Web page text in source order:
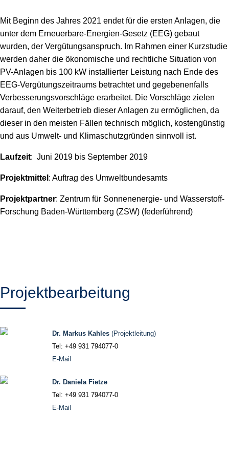
Mit Beginn des Jahres 2021 endet für die ersten Anlagen, die
unter dem Erneuerbare-Energien-Gesetz (EEG) gebaut
wurden, der Vergütungsanspruch. Im Rahmen einer Kurzstudie
werden daher die ökonomische und rechtliche Situation von
PV-Anlagen bis 100 kW installierter Leistung nach Ende des
EEG-Vergütungszeitraums betrachtet und gegebenenfalls
Verbesserungsvorschläge erarbeitet. Die Vorschläge zielen
darauf, den Weiterbetrieb dieser Anlagen zu ermöglichen, da
dieser in den meisten Fällen technisch möglich, kostengünstig
und aus Umwelt- und Klimaschutzgründen sinnvoll ist.
Laufzeit: Juni 2019 bis September 2019
Projektmittel : Auftrag des Umweltbundesamts
Projektpartner: Zentrum für Sonnenenergie- und Wasserstoff-
Forschung Baden-Württemberg (ZSW) (federführend)
Projektbearbeitung
Dr. Markus Kahles (Projektleitung)
Tel: +49 931 794077-0
E-Mail
Dr. Daniela Fietze
Tel: +49 931 794077-0
E-Mail